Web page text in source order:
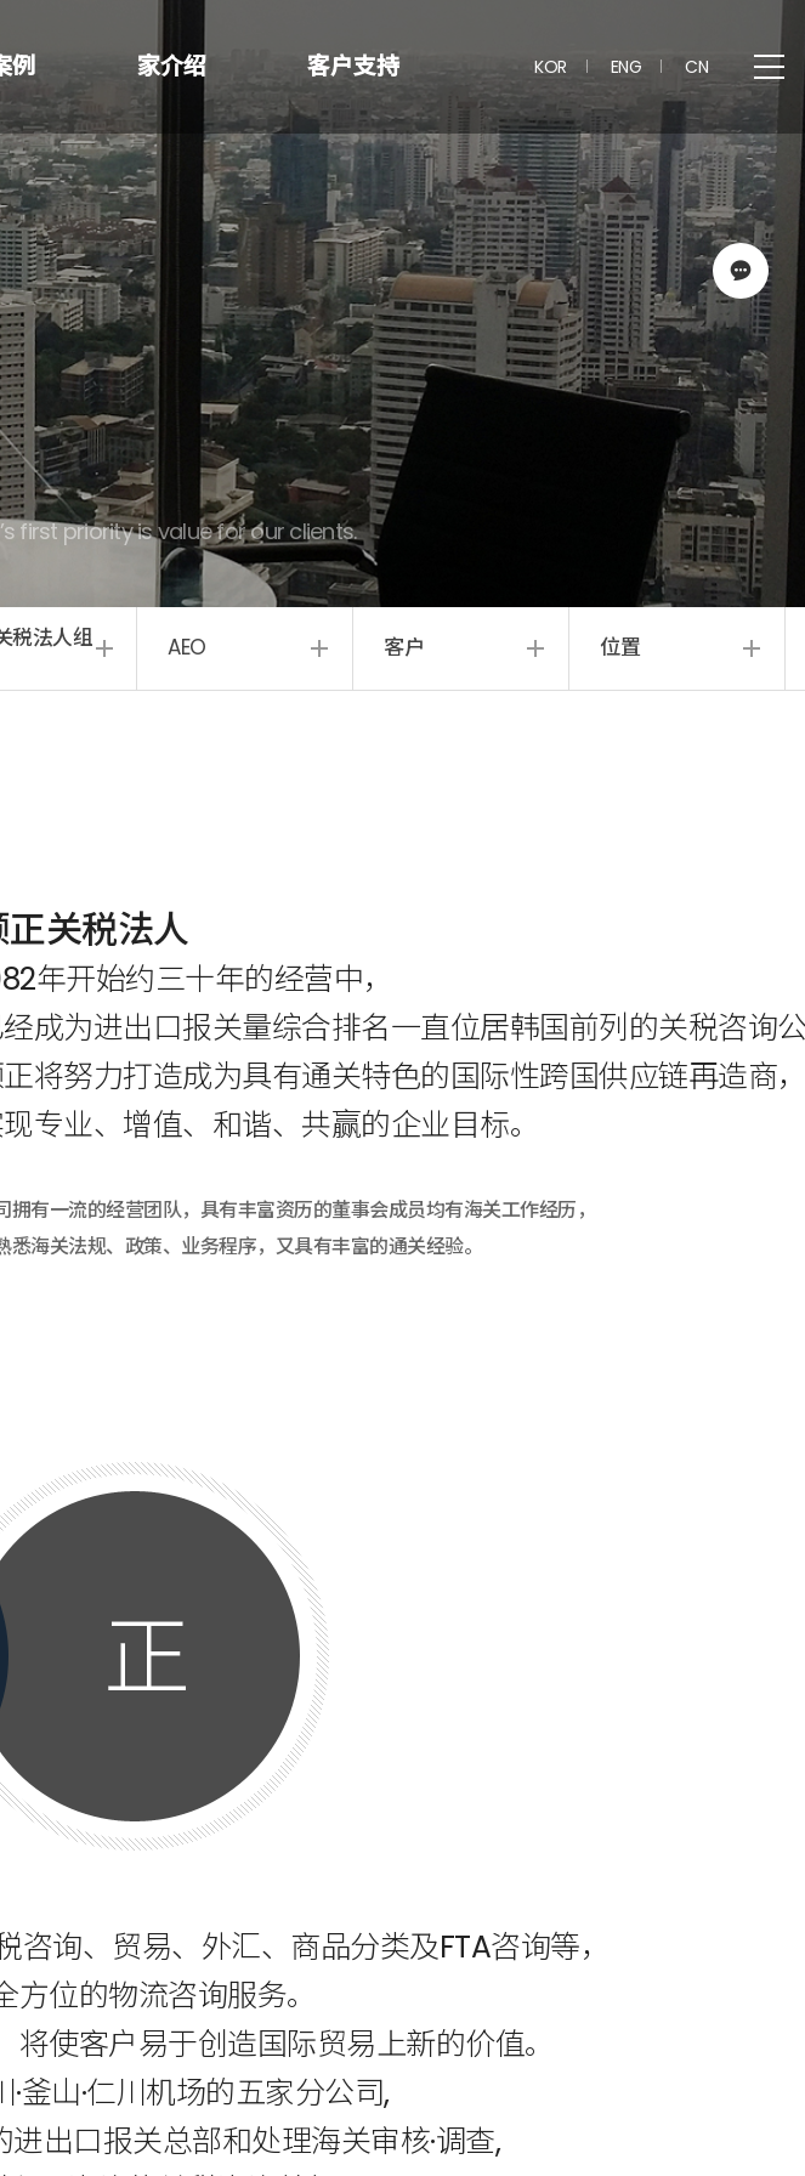
KOR ENG CN
例 家介绍 客户支持
first priority is value for our clients.
税法人组 AEO 客户 位置
正关税法人
年开始约三十年的经营中，
成为进出口报关量综合排名一直位居韩国前列的关税咨询
将努力打造成为具有通关特色的国际性跨国供应链再造商
专业、增值、和谐、共赢的企业目标。
拥有一流的经营团队，具有丰富资历的董事会成员均有海关工作经历，
悉海关法规、政策、业务程序，又具有丰富的通关经验。
询、贸易、外汇、商品分类及FTA咨询等，
位的物流咨询服务。
使客户易于创造国际贸易上新的价值。
釜山·仁川机场的五家分公司,
出口报关总部和处理海关审核·调查,